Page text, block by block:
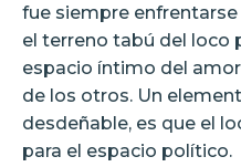
fue siempre
el terreno tabú del loco
espacio íntimo del
de los otros. Un
desdeñable, es que el
para el espacio político.